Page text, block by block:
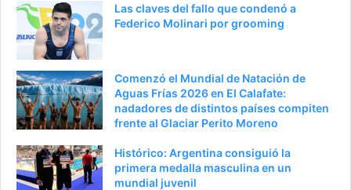
o
i
Las claves del fallo que condenó a
Federico Molinari por grooming
Comenzó el Mundial de Natación de
Aguas Frías 2026 en El Calafate:
nadadores de distintos países compiten
frente al Glaciar Perito Moreno
Histórico: Argentina consiguió la
primera medalla masculina en un
mundial juvenil